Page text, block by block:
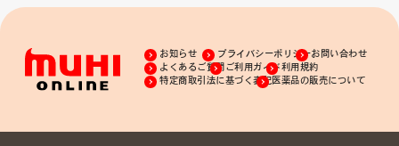
お知らせ
よくあるご質問
プライバシーポリシーお問い合わせ
特定商取引法に基づく表記医薬品の販売について
ご利用ガイド利用規約